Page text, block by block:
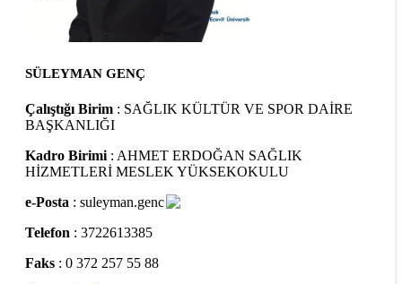
SÜLEYMAN GENÇ
Çalıştığı Birim : SAĞLIK KÜLTÜR VE SPOR DAİRE
BAŞKANLIĞI
Kadro Birimi : AHMET ERDOĞAN SAĞLIK
HİZMETLERİ MESLEK YÜKSEKOKULU
e-Posta : suleyman.genc
Telefon : 3722613385
Faks : 0 372 257 55 88